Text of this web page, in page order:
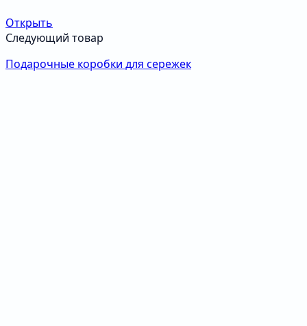
Открыть
Следующий товар
Подарочные коробки для сережек